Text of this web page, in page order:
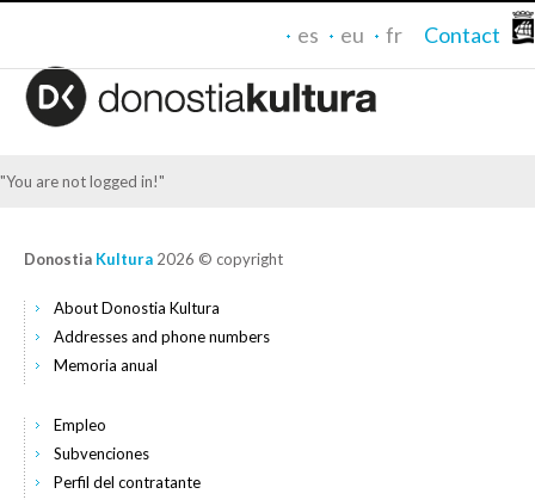
Contact
es eu fr
"You are not logged in!"
Donostia Kultura 2026 © copyright
About Donostia Kultura
Addresses and phone numbers
Memoria anual
Empleo
Subvenciones
Perfil del contratante